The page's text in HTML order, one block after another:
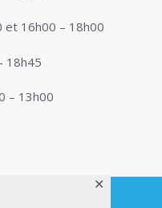
✕
et 16h00 – 18h00
18h45
– 13h00